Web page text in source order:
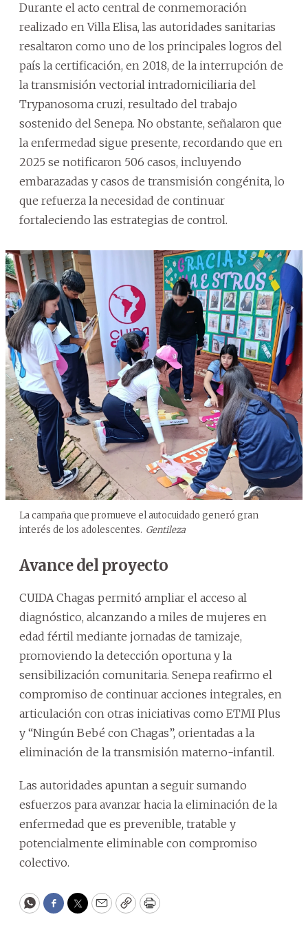
Durante el acto central de conmemoración
realizado en Villa Elisa, las autoridades sanitarias
resaltaron como uno de los principales logros del
país la certificación, en 2018, de la interrupción de
la transmisión vectorial intradomiciliaria del
Trypanosoma cruzi, resultado del trabajo
sostenido del Senepa. No obstante, señalaron que
la enfermedad sigue presente, recordando que en
2025 se notificaron 506 casos, incluyendo
embarazadas y casos de transmisión congénita, lo
que refuerza la necesidad de continuar
fortaleciendo las estrategias de control.
La campaña que promueve el autocuidado generó gran
interés de los adolescentes. Gentileza
Avance del proyecto
CUIDA Chagas permitó ampliar el acceso al
diagnóstico, alcanzando a miles de mujeres en
edad fértil mediante jornadas de tamizaje,
promoviendo la detección oportuna y la
sensibilización comunitaria. Senepa reafirmo el
compromiso de continuar acciones integrales, en
articulación con otras iniciativas como ETMI Plus
y “Ningún Bebé con Chagas”, orientadas a la
eliminación de la transmisión materno-infantil.
Las autoridades apuntan a seguir sumando
esfuerzos para avanzar hacia la eliminación de la
enfermedad que es prevenible, tratable y
potencialmente eliminable con compromiso
colectivo.
WhatsApp
Facebook
Twitter
EmailCopyPrint